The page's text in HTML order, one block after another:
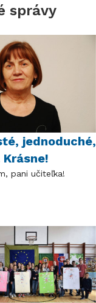
správy
jednoduché,
pani učiteľka!